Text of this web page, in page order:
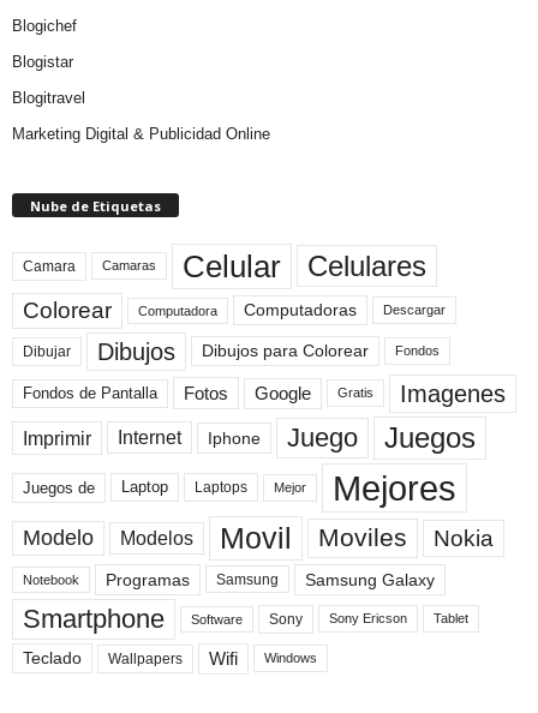
Blogichef
Blogistar
Blogitravel
Marketing Digital & Publicidad Online
Nube de Etiquetas
Camara Camaras Celular Celulares
Colorear Computadora Computadoras Descargar
Dibujar Dibujos Dibujos para Colorear Fondos
Fondos de Pantalla Fotos Google Gratis Imagenes
Imprimir Internet Iphone Juego Juegos
Juegos de Laptop Laptops Mejor Mejores
Modelo Modelos Movil Moviles Nokia
Notebook Programas Samsung Samsung Galaxy
Smartphone Software Sony Sony Ericson Tablet
Teclado Wallpapers Wifi Windows